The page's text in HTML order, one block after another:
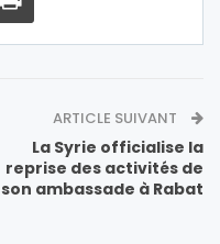
ARTICLE SUIVANT
La Syrie officialise la
reprise des activités de
son ambassade à Rabat